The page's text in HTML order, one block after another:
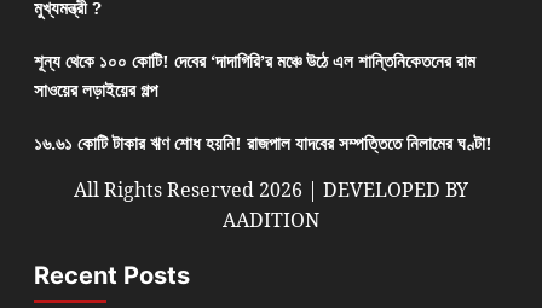
মুখ্যমন্ত্রী ?
শূন্য থেকে ১০০ কোটি! দেবের ‘দাদাগিরি’র মঞ্চে উঠে এল শান্তিনিকেতনের রাম
সাওয়ের লড়াইয়ের গল্প
১৬.৬১ কোটি টাকার ঋণ শোধ হয়নি! রাজপাল যাদবের সম্পত্তিতে নিলামের ঘণ্টা!
All Rights Reserved 2026 | DEVELOPED BY
AADITION
Recent Posts